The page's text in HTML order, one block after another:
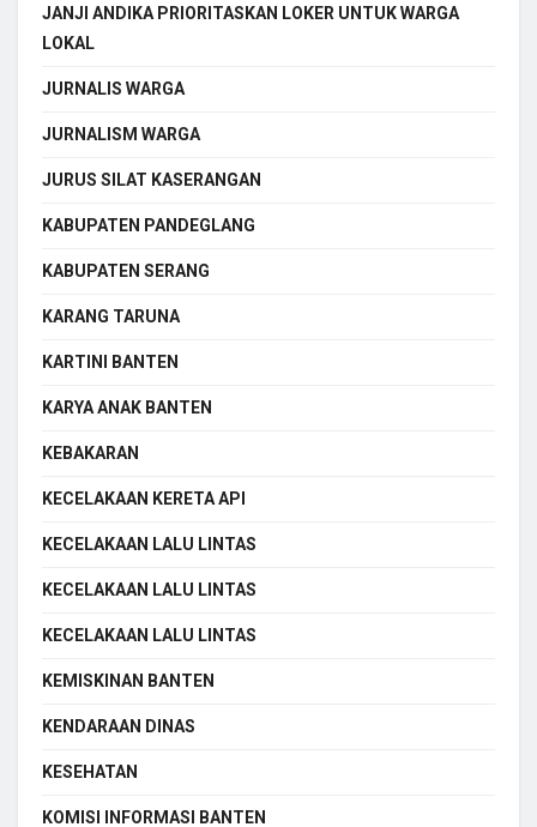
JANJI ANDIKA PRIORITASKAN LOKER UNTUK WARGA
LOKAL
JURNALIS WARGA
JURNALISM WARGA
JURUS SILAT KASERANGAN
KABUPATEN PANDEGLANG
KABUPATEN SERANG
KARANG TARUNA
KARTINI BANTEN
KARYA ANAK BANTEN
KEBAKARAN
KECELAKAAN KERETA API
KECELAKAAN LALU LINTAS
KECELAKAAN LALU LINTAS
KECELAKAAN LALU LINTAS
KEMISKINAN BANTEN
KENDARAAN DINAS
KESEHATAN
KOMISI INFORMASI BANTEN